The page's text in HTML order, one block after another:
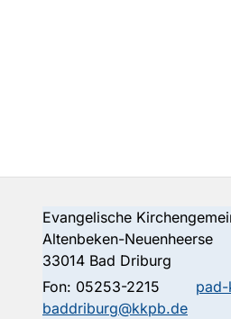
Evangelische
Altenbeken-
33014 Bad Driburg
Fon: 05253-2215
baddriburg@kkpb.de